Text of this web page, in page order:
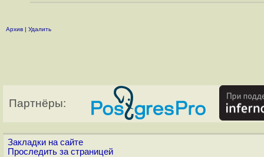
Архив | Удалить
Партнёры:
Закладки на сайте
Проследить за страницей